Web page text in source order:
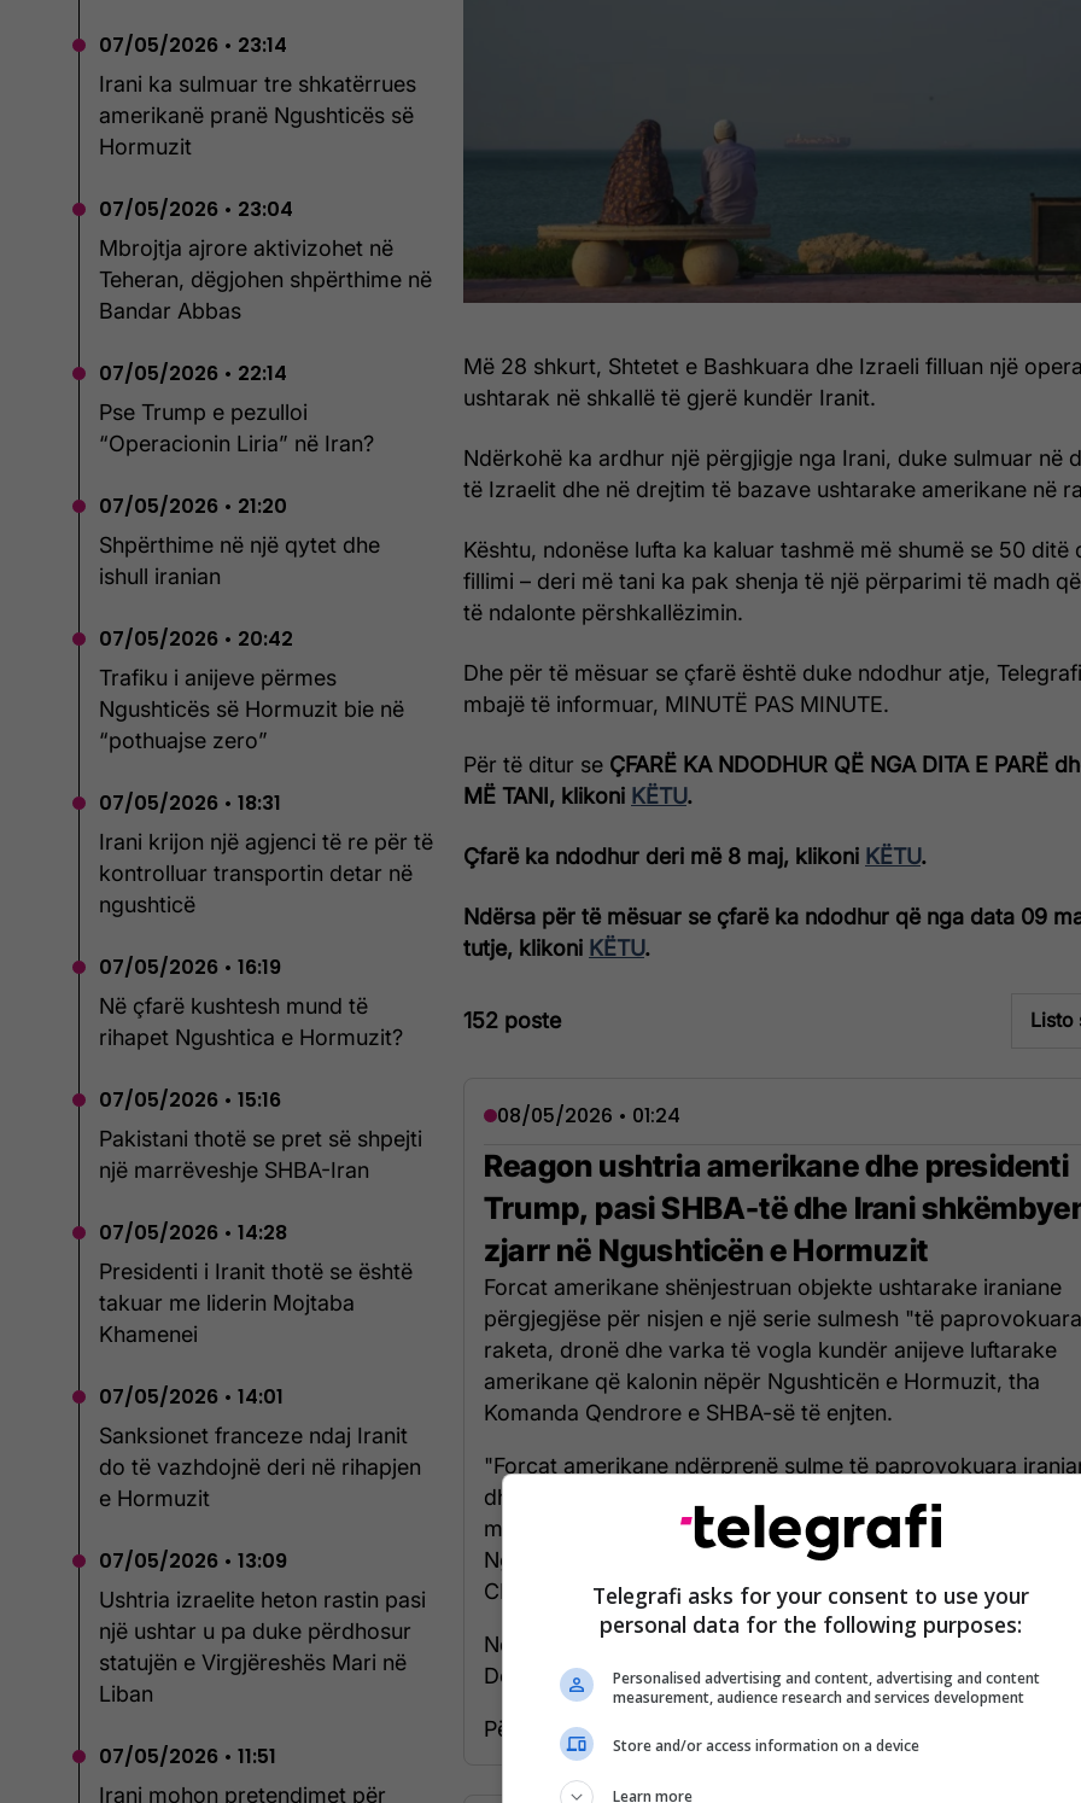
07/05/2026 • 23:14
Irani ka sulmuar tre shkatërrues
amerikanë pranë Ngushticës së
Hormuzit
07/05/2026 • 23:04
Mbrojtja ajrore aktivizohet në
Teheran, dëgjohen shpërthime në
Bandar Abbas
07/05/2026 • 22:14
Pse Trump e pezulloi
“Operacionin Liria” në Iran?
07/05/2026 • 21:20
Shpërthime në një qytet dhe
ishull iranian
07/05/2026 • 20:42
Trafiku i anijeve përmes
Ngushticës së Hormuzit bie në
“pothuajse zero”
07/05/2026 • 18:31
Irani krijon një agjenci të re për të
kontrolluar transportin detar në
ngushticë
07/05/2026 • 16:19
Në çfarë kushtesh mund të
rihapet Ngushtica e Hormuzit?
07/05/2026 • 15:16
Pakistani thotë se pret së shpejti
një marrëveshje SHBA-Iran
07/05/2026 • 14:28
Presidenti i Iranit thotë se është
takuar me liderin Mojtaba
Khamenei
07/05/2026 • 14:01
Sanksionet franceze ndaj Iranit
do të vazhdojnë deri në rihapjen
e Hormuzit
07/05/2026 • 13:09
Ushtria izraelite heton rastin pasi
një ushtar u pa duke përdhosur
statujën e Virgjëreshës Mari në
Liban
07/05/2026 • 11:51
Irani mohon pretendimet për
Më 28 shkurt, Shtetet e Bashkuara dhe Izraeli filluan një
ushtarak në shkallë të gjerë kundër Iranit.
Ndërkohë ka ardhur një përgjigje nga Irani, duke sulmuar në
të Izraelit dhe në drejtim të bazave ushtarake amerikane në
Kështu, ndonëse lufta ka kaluar tashmë më shumë se 50 ditë
fillimi – deri më tani ka pak shenja të një përparimi të madh
të ndalonte përshkallëzimin.
Dhe për të mësuar se çfarë është duke ndodhur atje,
mbajë të informuar, MINUTË PAS MINUTE.
Për të ditur se ÇFARË KA NDODHUR QË NGA DITA E PARË
MË TANI, klikoni KËTU.
Çfarë ka ndodhur deri më 8 maj, klikoni KËTU.
Ndërsa për të mësuar se çfarë ka ndodhur që nga data 09
tutje, klikoni KËTU.
152 poste Listo
08/05/2026 • 01:24
Reagon ushtria amerikane dhe presidenti
Trump, pasi SHBA-të dhe Irani
zjarr në Ngushticën e Hormuzit
Forcat amerikane shënjestruan objekte ushtarake iraniane
përgjegjëse për nisjen e një serie sulmesh "të
raketa, dronë dhe varka të vogla kundër anijeve luftarake
amerikane që kalonin nëpër Ngushticën e Hormuzit, tha
Komanda Qendrore e SHBA-së të enjten.
"Forcat amerikane ndërprenë sulme të paprovokuara
dhe u përgjigjën me sulme vetëmbrojtëse ndërsa
me raketa të drejtuara të Marinës Amerikane kaluan nëpër
Ngushticën e Hormuzit në Gjirin e Omanit, më 7 maj", tha
CENTCOM në një njoftim për shtyp, përcjell Telegrafi.
Ndërkohë ka ardhur edhe një reagim nga presidenti
Donald Trump.
Për të lexuar lajmin e plotë, klikoni
Telegrafi asks for your consent to use your
personal data for the following purposes:
Personalised advertising and content, advertising and content
measurement, audience research and services development
Store and/or access information on a device
Learn more